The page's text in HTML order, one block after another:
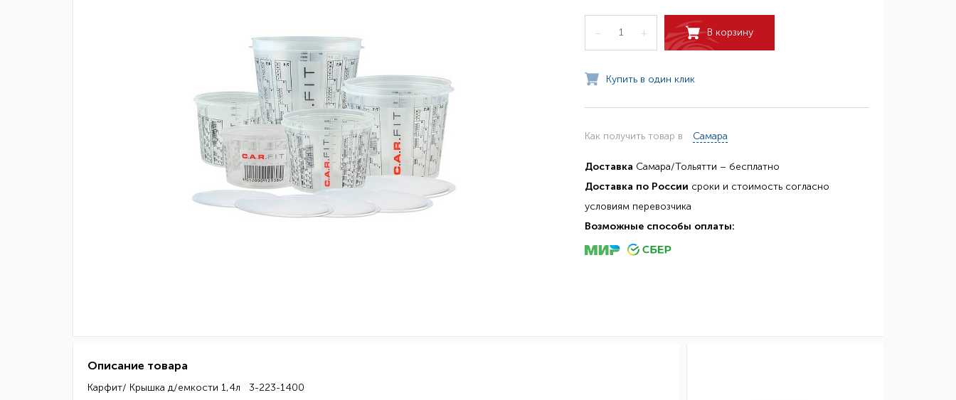
– + В корзину
Купить в один клик
Как получить товар в Самара
Доставка Самара/Тольятти – бесплатно
Доставка по России сроки и стоимость согласно
условиям перевозчика
Возможные способы оплаты:
Описание товара
Карфит/ Крышка д/емкости 1,4л 3-223-1400